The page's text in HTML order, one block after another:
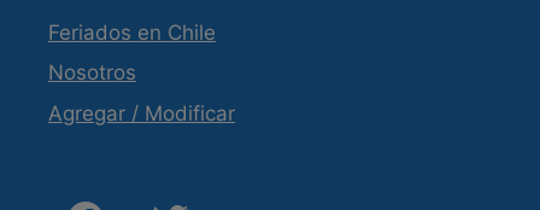
Feriados en Chile
Nosotros
Agregar / Modificar